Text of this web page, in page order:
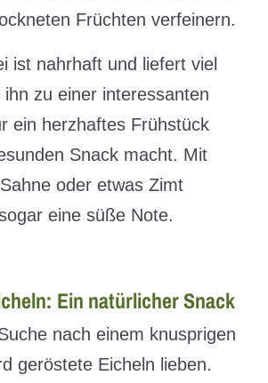
Früchten verfeinern.
ist nahrhaft und liefert viel
ihn zu einer interessanten
ein herzhaftes Frühstück
Snack macht. Mit
oder etwas Zimt
eine süße Note.
Ein natürlicher Snack
nach einem knusprigen
geröstete Eicheln lieben.